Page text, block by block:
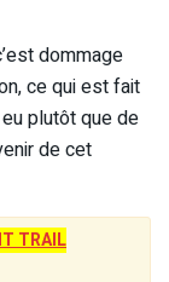
dommage
ce qui est fait
plutôt que de
de cet
TRAIL